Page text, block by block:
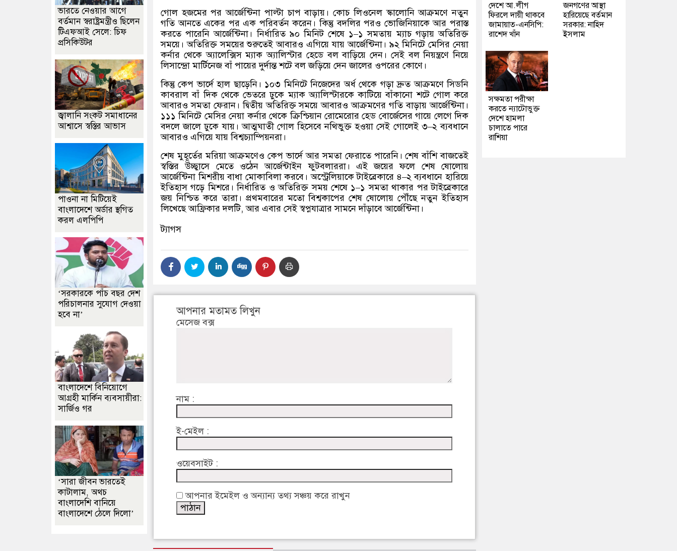
গোল হজমের পর আর্জেন্টিনা পাল্টা চাপ বাড়ায়। কোচ লিওনেল স্কালোনি আক্রমণে নতুন
গতি আনতে একের পর এক পরিবর্তন করেন। কিন্তু বদলির পরও ভোজিনিয়াকে আর পরাস্ত
করতে পারেনি আর্জেন্টিনা। নির্ধারিত ৯০ মিনিট শেষে ১–১ সমতায় ম্যাচ গড়ায় অতিরিক্ত
সময়ে। অতিরিক্ত সময়ের শুরুতেই আবারও এগিয়ে যায় আর্জেন্টিনা। ৯২ মিনিটে মেসির নেয়া
কর্নার থেকে অ্যালেক্সিস ম্যাক অ্যালিস্টার হেডে বল বাড়িয়ে দেন। সেই বল নিয়ন্ত্রণে নিয়ে
লিসান্দ্রো মার্টিনেজ বাঁ পায়ের দুর্দান্ত শটে বল জড়িয়ে দেন জালের ওপরের কোণে।
কিন্তু কেপ ভার্দে হাল ছাড়েনি। ১০৩ মিনিটে নিজেদের অর্ধ থেকে গড়া দ্রুত আক্রমণে সিডনি
কাবরাল বাঁ দিক থেকে ভেতরে ঢুকে ম্যাক অ্যালিস্টারকে কাটিয়ে বাঁকানো শটে গোল করে
আবারও সমতা ফেরান। দ্বিতীয় অতিরিক্ত সময়ে আবারও আক্রমণের গতি বাড়ায় আর্জেন্টিনা।
১১১ মিনিটে মেসির নেয়া কর্নার থেকে ক্রিশ্চিয়ান রোমেরোর হেড বোর্জেসের গায়ে লেগে দিক
বদলে জালে ঢুকে যায়। আত্মঘাতী গোল হিসেবে নথিভুক্ত হওয়া সেই গোলেই ৩–২ ব্যবধানে
আবারও এগিয়ে যায় বিশ্বচ্যাম্পিয়নরা।
শেষ মুহূর্তের মরিয়া আক্রমণেও কেপ ভার্দে আর সমতা ফেরাতে পারেনি। শেষ বাঁশি বাজতেই
স্বস্তির উচ্ছ্বাসে মেতে ওঠেন আর্জেন্টাইন ফুটবলাররা। এই জয়ের ফলে শেষ ষোলোয়
আর্জেন্টিনা মিশরীয় বাধা মোকাবিলা করবে। অস্ট্রেলিয়াকে টাইব্রেকারে ৪–২ ব্যবধানে হারিয়ে
ইতিহাস গড়ে মিশরে। নির্ধারিত ও অতিরিক্ত সময় শেষে ১–১ সমতা থাকার পর টাইব্রেকারে
জয় নিশ্চিত করে তারা। প্রথমবারের মতো বিশ্বকাপের শেষ ষোলোয় পৌঁছে নতুন ইতিহাস
লিখেছে আফ্রিকার দলটি,আর এবার সেই স্বপ্নযাত্রার সামনে দাঁড়াবে আর্জেন্টিনা।
ট্যাগস
আপনার মতামত লিখুন
মেসেজ বক্স
নাম :
ই-মেইল :
ওয়েবসাইট :
আপনার ইমেইল ও অন্যান্য তথ্য সঞ্চয় করে রাখুন
ভারতে নেওয়ার আগে
বর্তমান স্বরাষ্ট্রমন্ত্রীও ছিলেন
টিএফআই সেলে: চিফ
প্রসিকিউটর
জ্বালানি সংকট সমাধানের
আশ্বাসে স্বস্তির আভাস
পাওনা না মিটিয়েই
বাংলাদেশে অর্ডার স্থগিত
করল এলপিপি
‘সরকারকে পাঁচ বছর দেশ
পরিচালনার সুযোগ দেওয়া
হবে না’
বাংলাদেশে বিনিয়োগে
আগ্রহী মার্কিন ব্যবসায়ীরা:
সার্জিও গর
‘সারা জীবন ভারতেই
কাটালাম, অথচ
বাংলাদেশি বানিয়ে
বাংলাদেশে ঠেলে দিলো’
দেশে আ.লীগ
ফিরলে দায়ী থাকবে
জামায়াত-এনসিপি:
রাশেদ খাঁন
জনগণের আস্থা
হারিয়েছে বর্তমান
সরকার: নাহিদ
ইসলাম
সক্ষমতা পরীক্ষা
করতে ন্যাটোভুক্ত
দেশে হামলা
চালাতে পারে
রাশিয়া